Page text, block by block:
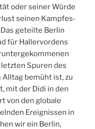
oder seiner Würde
seinen Kampfes-
geteilte Berlin
für Hallervordens
Spuren des
bemüht ist, zu
mit der Didi in den
von den globale
Ereignissen in
wir ein Berlin,